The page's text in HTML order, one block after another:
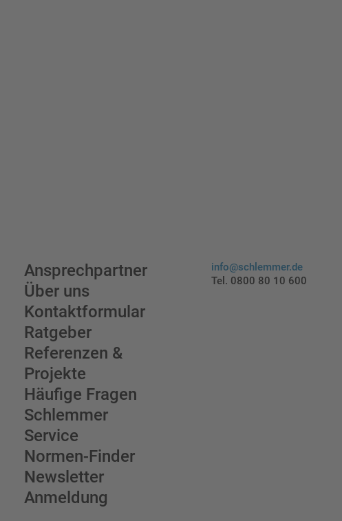
Ansprechpartner
Über uns
Kontaktformular
Ratgeber
Referenzen &
Projekte
Häufige Fragen
Schlemmer
Service
Normen-Finder
Newsletter
Anmeldung
info@schlemmer.de
Tel. 0800 80 10 600